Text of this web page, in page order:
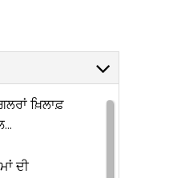
ਖ਼ਿਲਾਫ਼
ਦੀ